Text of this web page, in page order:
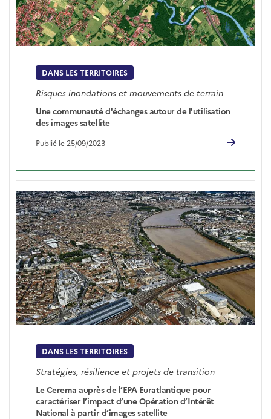
DANS LES TERRITOIRES
Risques inondations et mouvements de terrain
Une communauté d'échanges autour de l'utilisation
des images satellite
Publié le 25/09/2023
DANS LES TERRITOIRES
Stratégies, résilience et projets de transition
Le Cerema auprès de l’EPA Euratlantique pour
caractériser l’impact d’une Opération d’Intérêt
National à partir d’images satellite